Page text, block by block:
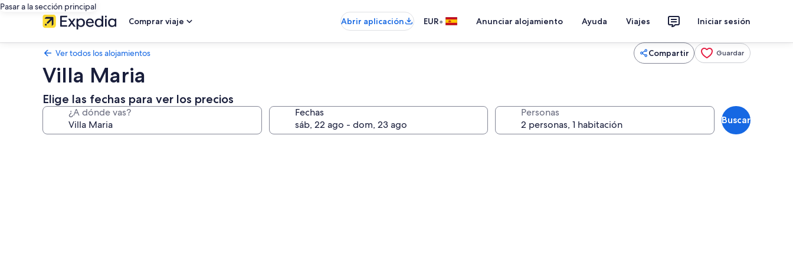
Pasar a la sección principal
Comprar viaje
Abrir aplicación EUR• Anunciar alojamiento Ayuda Viajes Iniciar sesión
Ver todos los alojamientos Compartir Guardar
Villa Maria
Elige las fechas para ver los precios
¿A dónde vas? Fechas Personas
Buscar